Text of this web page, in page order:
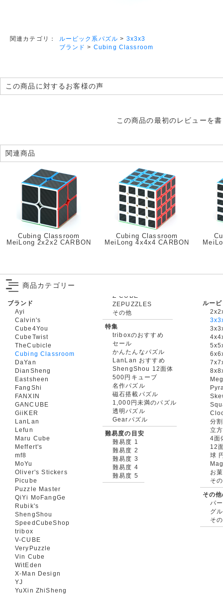
関連カテゴリ： ルービック系パズル > 3x3x3
ブランド > Cubing Classroom
この商品に対するお客様の声
この商品の最初のレビューを
関連商品
Cubing Classroom
MeiLong 2x2x2 CARBON
Cubing Classroom
MeiLong 4x4x4 CARBON
商品カテゴリー
ブランド
Ayi
Calvin's
Cube4You
CubeTwist
TheCubicle
Cubing Classroom
DaYan
DianSheng
Eastsheen
FangShi
FANXIN
GANCUBE
GiiKER
LanLan
Lefun
Maru Cube
Meffert's
mf8
MoYu
Oliver's Stickers
Picube
Puzzle Master
QiYi MoFangGe
Rubik's
ShengShou
SpeedCubeShop
tribox
V-CUBE
VeryPuzzle
Vin Cube
WitEden
X-Man Design
YJ
YuXin ZhiSheng
ZEPUZZLES
その他
特集
triboxのおすすめ
セール
かんたんなパズル
LanLan おすすめ
ShengShou 12面体
500円キューブ
名作パズル
磁石搭載パズル
1,000円未満のパズル
透明パズル
Gearパズル
難易度の目安
難易度 1
難易度 2
難易度 3
難易度 4
難易度 5
ルー
分
立
4面
12
球
お
そ
その
パ
グ
そ